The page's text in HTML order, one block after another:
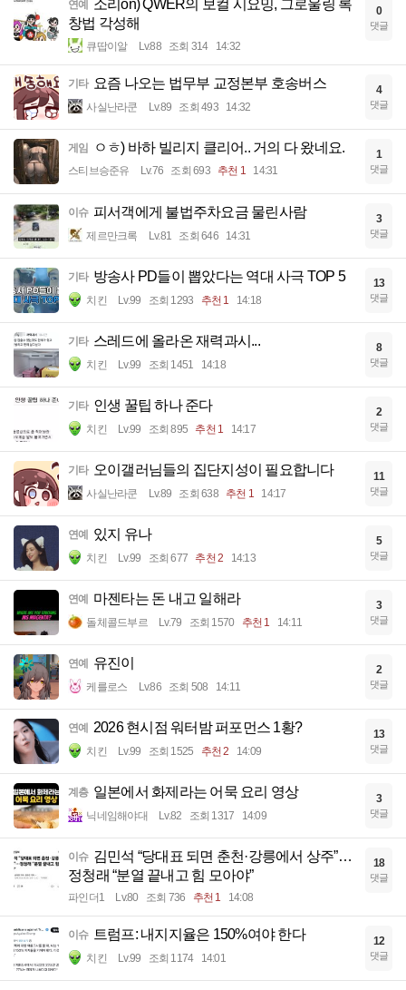
연예
소리on) QWER의 보컬 시요밍, 그로울링 록
창법 각성해
큐땁이알 Lv.88 조회 314 14:32
0
댓글
기타 요즘 나오는 법무부 교정본부 호송버스
사실난라쿤 Lv.89 조회 493 14:32
4
댓글
게임 ㅇㅎ) 바하 빌리지 클리어.. 거의 다 왔네요.
스티브승준유 Lv.76 조회 693 추천 1 14:31
1
댓글
이슈 피서객에게 불법주차요금 물린사람
제르만크록 Lv.81 조회 646 14:31
3
댓글
기타 방송사 PD들이 뽑았다는 역대 사극 TOP 5
치킨 Lv.99 조회 1293 추천 1 14:18
13
댓글
기타 스레드에 올라온 재력과시...
치킨 Lv.99 조회 1451 14:18
8
댓글
기타 인생 꿀팁 하나 준다
치킨 Lv.99 조회 895 추천 1 14:17
2
댓글
기타 오이갤러님들의 집단지성이 필요합니다
사실난라쿤 Lv.89 조회 638 추천 1 14:17
11
댓글
연예 있지 유나
치킨 Lv.99 조회 677 추천 2 14:13
5
댓글
연예 마젠타는 돈 내고 일해라
돌체콜드부르 Lv.79 조회 1570 추천 1 14:11
3
댓글
연예 유진이
케를로스 Lv.86 조회 508 14:11
2
댓글
연예 2026 현시점 워터밤 퍼포먼스 1황?
치킨 Lv.99 조회 1525 추천 2 14:09
13
댓글
계층 일본에서 화제라는 어묵 요리 영상
닉네임해야대 Lv.82 조회 1317 14:09
3
댓글
이슈 김민석 “당대표 되면 춘천·강릉에서 상주”…
정청래 “분열 끝내고 힘 모아야”
파인더1 Lv.80 조회 736 추천 1 14:08
18
댓글
이슈 트럼프: 내지지율은 150%여야 한다
치킨 Lv.99 조회 1174 14:01
12
댓글